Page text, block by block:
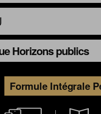
Horizons publics
Formule Intégrale